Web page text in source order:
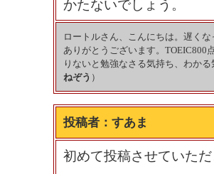
かたないでしょう。
ロートルさん、こんにちは。遅く
ありがとうございます。TOEIC800
りないと勉強なさる気持ち、わか
ねぞう ）
投稿者： すあま
初めて投稿させていた